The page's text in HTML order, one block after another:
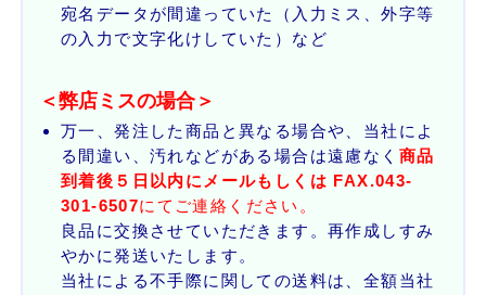
宛名データが間違っていた（入力ミス、外字等
の入力で文字化けしていた）など
＜弊店ミスの場合＞
万一、発注した商品と異なる場合や、当社によ
る間違い、汚れなどがある場合は遠慮なく 商品
到着後５日以内にメールもしくは FAX.043-
301-6507にてご連絡ください。
良品に交換させていただきます。再作成しすみ
やかに発送いたします。
当社による不手際に関しての送料は、全額当社